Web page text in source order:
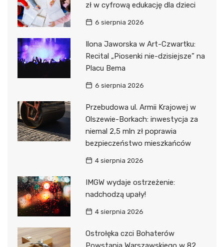
zł w cyfrową edukację dla dzieci
6 sierpnia 2026
Ilona Jaworska w Art-Czwartku:
Recital „Piosenki nie-dzisiejsze” na
Placu Bema
6 sierpnia 2026
Przebudowa ul. Armii Krajowej w
Olszewie-Borkach: inwestycja za
niemal 2,5 mln zł poprawia
bezpieczeństwo mieszkańców
4 sierpnia 2026
IMGW wydaje ostrzeżenie:
nadchodzą upały!
4 sierpnia 2026
Ostrołęka czci Bohaterów